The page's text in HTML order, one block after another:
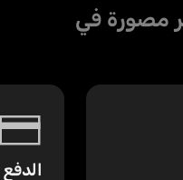
مصورة في